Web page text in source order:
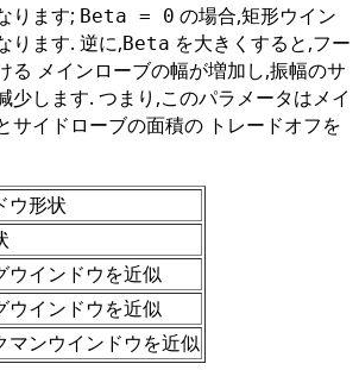
ります; Beta = 0 の場合,矩形ウイン
ります. 逆に,Beta を大きくすると,フー
る メインローブの幅が増加し,振幅のサ
少します. つまり,このパラメータはメイ
サイドローブの面積の トレードオフを
ウ形状
ウインドウを近似
ウインドウを近似
マンウインドウを近似